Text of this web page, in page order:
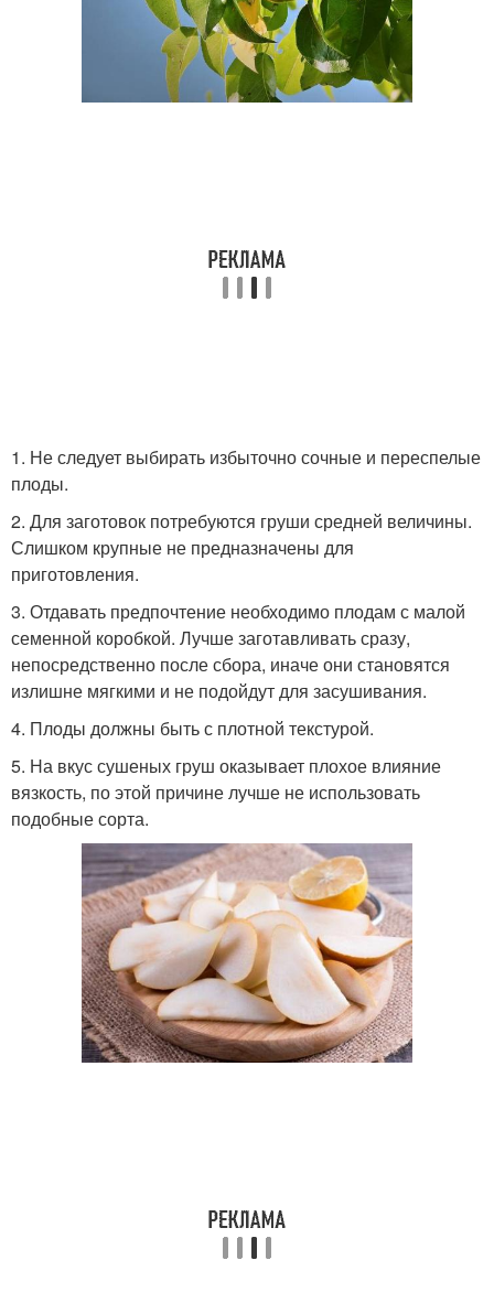
1. Не следует выбирать избыточно сочные и переспелые
плоды.
2. Для заготовок потребуются груши средней величины.
Слишком крупные не предназначены для
приготовления.
3. Отдавать предпочтение необходимо плодам с малой
семенной коробкой. Лучше заготавливать сразу,
непосредственно после сбора, иначе они становятся
излишне мягкими и не подойдут для засушивания.
4. Плоды должны быть с плотной текстурой.
5. На вкус сушеных груш оказывает плохое влияние
вязкость, по этой причине лучше не использовать
подобные сорта.